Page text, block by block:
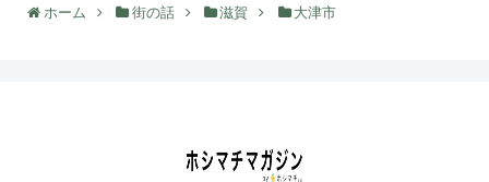
ホーム 街の話 滋賀 大津市